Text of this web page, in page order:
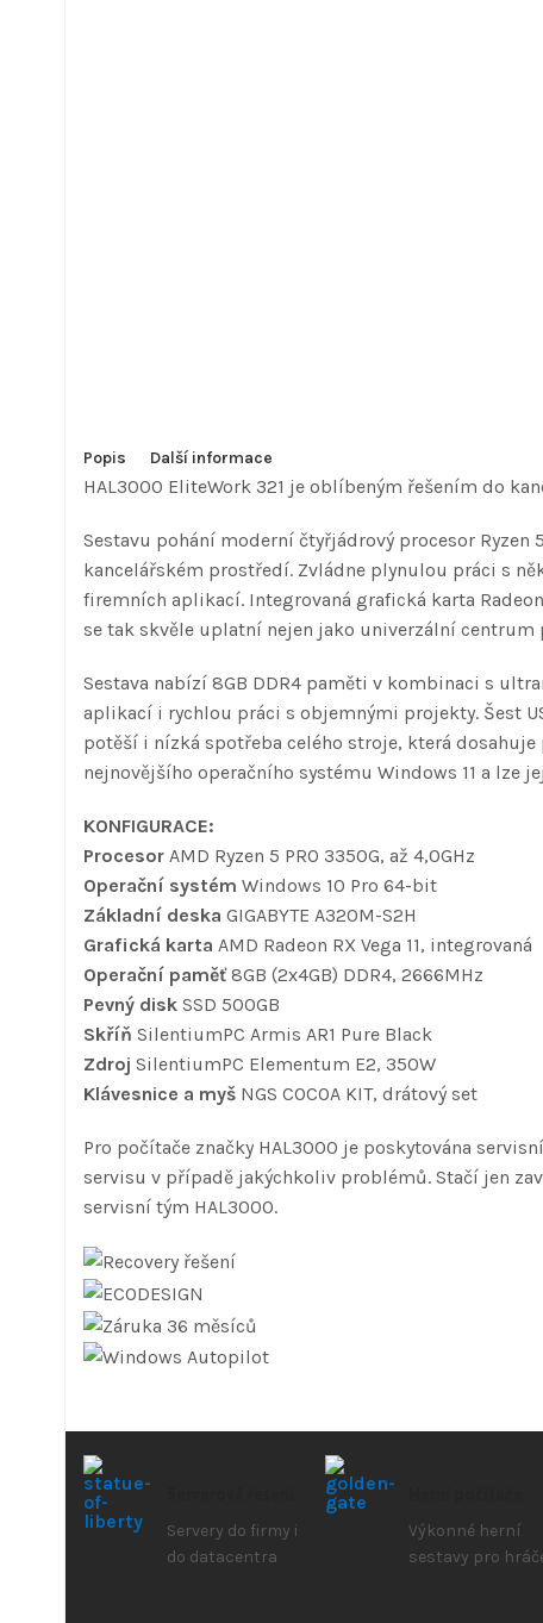
Popis Další informace
HAL3000 EliteWork 321 je oblíbeným řešením do
Sestavu pohání moderní čtyřjádrový procesor
kancelářském prostředí. Zvládne plynulou práci s
firemních aplikací. Integrovaná grafická karta
se tak skvěle uplatní nejen jako univerzální
Sestava nabízí 8GB DDR4 paměti v kombinaci s
aplikací i rychlou práci s objemnými projekty. Šest
potěší i nízká spotřeba celého stroje, která
nejnovějšího operačního systému Windows 11 a
KONFIGURACE:
Procesor AMD Ryzen 5 PRO 3350G, až 4,0GHz
Operační systém Windows 10 Pro 64-bit
Základní deska GIGABYTE A320M-S2H
Grafická karta AMD Radeon RX Vega 11, integrovaná
Operační paměť8GB (2x4GB) DDR4, 2666MHz
Pevný disk SSD 500GB
Skříň SilentiumPC Armis AR1 Pure Black
Zdroj SilentiumPC Elementum E2, 350W
Klávesnice a myš NGS COCOA KIT, drátový set
Pro počítače značky HAL3000 je poskytována
servisu v případě jakýchkoliv problémů. Stačí jen
servisní tým HAL3000.
Servery do firmy i
do datacentra
Výkonné herní
sestavy pro